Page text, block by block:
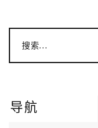
搜索...
导航